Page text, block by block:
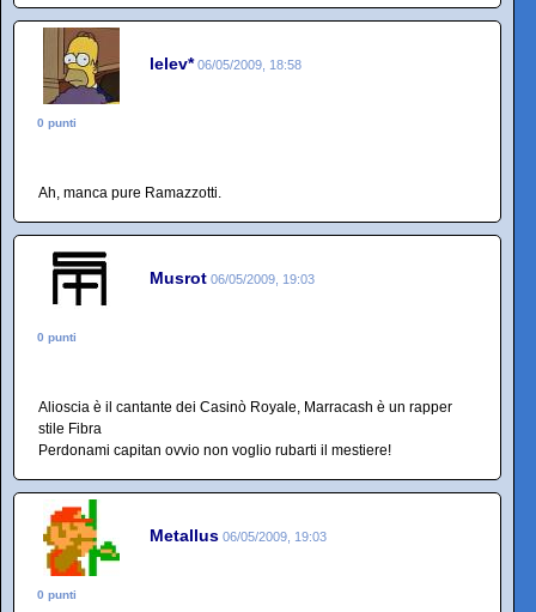
lelev* 06/05/2009, 18:58
0 punti
Ah, manca pure Ramazzotti.
Musrot 06/05/2009, 19:03
0 punti
Alioscia è il cantante dei Casinò Royale, Marracash è un rapper
stile Fibra
Perdonami capitan ovvio non voglio rubarti il mestiere!
Metallus 06/05/2009, 19:03
0 punti